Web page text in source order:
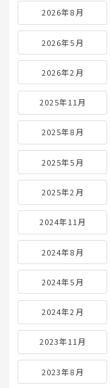
2026年8月
2026年5月
2026年2月
2025年11月
2025年8月
2025年5月
2025年2月
2024年11月
2024年8月
2024年5月
2024年2月
2023年11月
2023年8月